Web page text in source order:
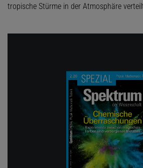
tropische Stürme in der Atmosphäre